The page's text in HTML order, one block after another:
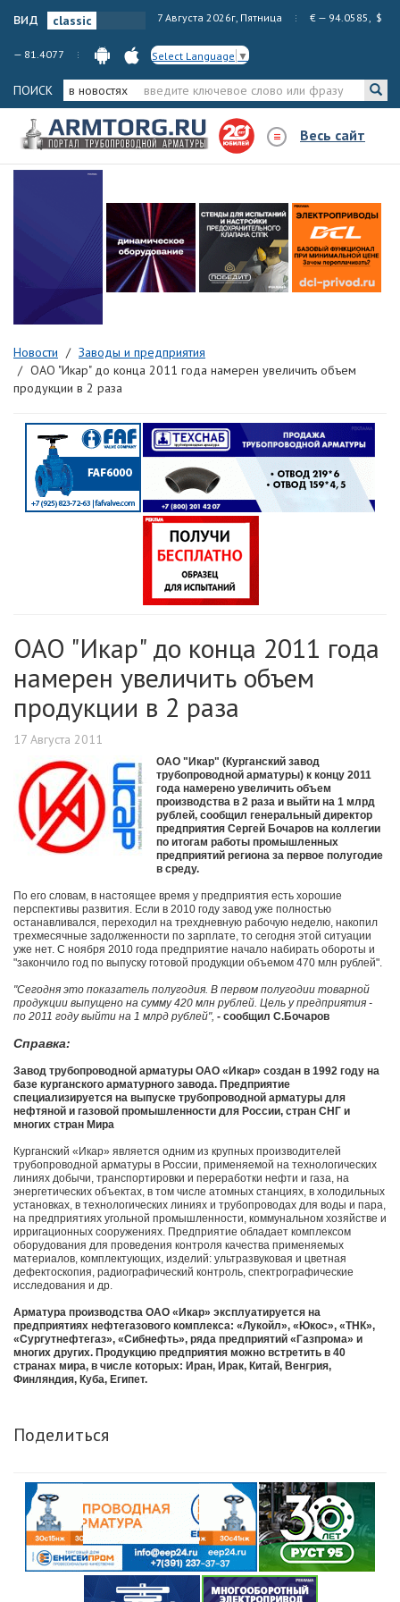
вид 7 Августа 2026г, Пятница € — 94.0585, $
— 81.4077 Select Language ▼
ПОИСК в новостях
Весь сайт
Новости
Заводы и предприятия
ОАО "Икар" до конца 2011 года намерен увеличить объем
продукции в 2 раза
ОАО "Икар" до конца 2011 года
намерен увеличить объем
продукции в 2 раза
17 Августа 2011
ОАО "Икар" (Курганский завод
трубопроводной арматуры) к концу 2011
года намерено увеличить объем
производства в 2 раза и выйти на 1 млрд
рублей, сообщил генеральный директор
предприятия Сергей Бочаров на коллегии
по итогам работы промышленных
предприятий региона за первое полугодие
в среду.
По его словам, в настоящее время у предприятия есть хорошие
перспективы развития. Если в 2010 году завод уже полностью
останавливался, переходил на трехдневную рабочую неделю, накопил
трехмесячные задолженности по зарплате, то сегодня этой ситуации
уже нет. С ноября 2010 года предприятие начало набирать обороты и
"закончило год по выпуску готовой продукции объемом 470 млн рублей".
"Сегодня это показатель полугодия. В первом полугодии товарной
продукции выпущено на сумму 420 млн рублей. Цель у предприятия -
по 2011 году выйти на 1 млрд рублей", - сообщил С.Бочаров
Справка:
Завод трубопроводной арматуры ОАО «Икар» создан в 1992 году на
базе курганского арматурного завода. Предприятие
специализируется на выпуске трубопроводной арматуры для
нефтяной и газовой промышленности для России, стран СНГ и
многих стран Мира
Курганский «Икар» является одним из крупных производителей
трубопроводной арматуры в России, применяемой на технологических
линиях добычи, транспортировки и переработки нефти и газа, на
энергетических объектах, в том числе атомных станциях, в холодильных
установках, в технологических линиях и трубопроводах для воды и пара,
на предприятиях угольной промышленности, коммунальном хозяйстве и
ирригационных сооружениях. Предприятие обладает комплексом
оборудования для проведения контроля качества применяемых
материалов, комплектующих, изделий: ультразвуковая и цветная
дефектоскопия, радиографический контроль, спектрографические
исследования и др.
Арматура производства ОАО «Икар» эксплуатируется на
предприятиях нефтегазового комплекса: «Лукойл», «Юкос», «ТНК»,
«Сургутнефтегаз», «Сибнефть», ряда предприятий «Газпрома» и
многих других. Продукцию предприятия можно встретить в 40
странах мира, в числе которых: Иран, Ирак, Китай, Венгрия,
Финляндия, Куба, Египет.
Поделиться